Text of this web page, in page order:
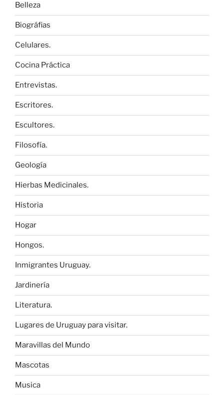
Belleza
Biográfias
Celulares.
Cocina Práctica
Entrevistas.
Escritores.
Escultores.
Filosofía.
Geología
Hierbas Medicinales.
Historia
Hogar
Hongos.
Inmigrantes Uruguay.
Jardinería
Literatura.
Lugares de Uruguay para visitar.
Maravillas del Mundo
Mascotas
Musica